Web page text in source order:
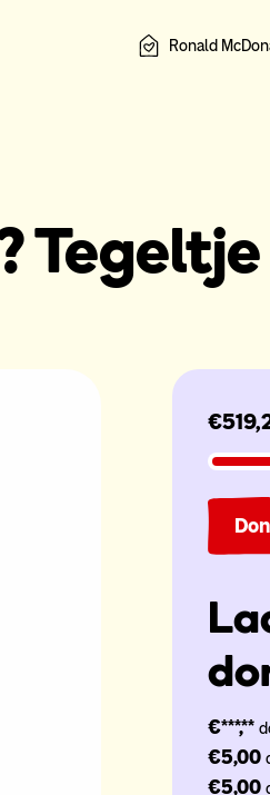
Ronald
Tegeltje
€***,**
€5,00
€5,00